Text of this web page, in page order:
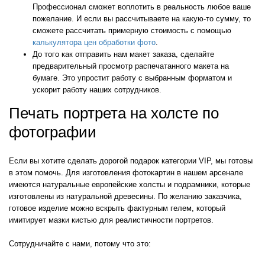
Профессионал сможет воплотить в реальность любое ваше
пожелание. И если вы рассчитываете на какую-то сумму, то
сможете рассчитать примерную стоимость с помощью
калькулятора цен обработки фото
До того как отправить нам макет заказа, сделайте
предварительный просмотр распечатанного макета на
бумаге. Это упростит работу с выбранным форматом и
ускорит работу наших сотрудников.
Печать портрета на холсте по
фотографии
Если вы хотите сделать дорогой подарок категории VIP, мы готовы
в этом помочь. Для изготовления фотокартин в нашем арсенале
имеются натуральные европейские холсты и подрамники, которые
изготовлены из натуральной древесины. По желанию заказчика,
готовое изделие можно вскрыть фактурным гелем, который
имитирует мазки кистью для реалистичности портретов.
Сотрудничайте с нами, потому что это: